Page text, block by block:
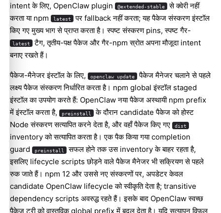
intent के लिए, OpenClaw plugin @extended-stable से क्वेरी नहीं
करता या npm
latest पर fallback नहीं करता; यह पैकेज संस्करण इंस्टॉल
किए गए मुख्य भाग से प्राप्त करता है। स्पष्ट संस्करण pins, स्पष्ट गैर-
latest टैग, तृतीय-पक्ष पैकेज और गैर-npm स्रोत अपना मौजूदा intent
बनाए रखते हैं।
पैकेज-मैनेजर इंस्टॉल के लिए, openclaw update पैकेज मैनेजर चलाने से पहले
लक्ष्य पैकेज संस्करण निर्धारित करता है। npm global इंस्टॉल staged
इंस्टॉल का उपयोग करते हैं: OpenClaw नया पैकेज अस्थायी npm prefix
में इंस्टॉल करता है,
preinstall के दौरान candidate पैकेज को होस्ट
Node संस्करण सत्यापित करने देता है, और वहाँ पैकेज किए गए
dist
inventory को सत्यापित करता है। एक पैक किया गया completion
guard
preinstall सफल होने तक उस inventory के बाहर रहता है,
इसलिए lifecycle scripts छोड़ने वाले पैकेज मैनेजर भी सक्रियण से पहले
रुक जाते हैं। npm 12 और उससे नए संस्करणों पर, अपडेटर केवल
candidate OpenClaw lifecycle को स्वीकृति देता है; transitive
dependency scripts अवरुद्ध रहते हैं। इसके बाद OpenClaw स्वच्छ
पैकेज ट्री को वास्तविक global prefix में बदल देता है। यदि सत्यापन विफल